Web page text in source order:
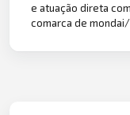
e atuação direta
comarca de